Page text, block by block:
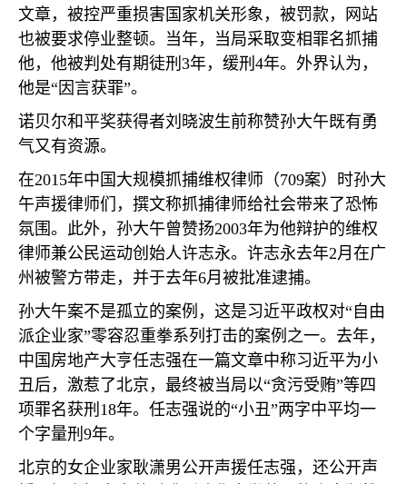
文章，被控严重损害国家机关形象，被罚款，网站
也被要求停业整顿。当年，当局采取变相罪名抓捕
他，他被判处有期徒刑 3年，缓刑 4年。外界认为，
他是“因言获罪”。
诺贝尔和平奖获得者刘晓波生前称赞孙大午既有勇
气又有资源。
在2015年中国大规模抓捕维权律师（709案）时孙大
午声援律师们，撰文称抓捕律师给社会带来了恐怖
氛围。此外，孙大午曾赞扬2003年为他辩护的维权
律师兼公民运动创始人许志永。许志永去年2月在广
州被警方带走，并于去年6月被批准逮捕。
孙大午案不是孤立的案例，这是习近平政权对“ 自由
派企业家”零容忍重拳系列打击的案例之一。去年，
中国房地产大亨任志强在一篇文章中称习近平为小
丑后，激惹了北京，最终被当局以“贪污受贿”等四
项罪名获刑 18年。任志强说的“小丑”两字中平均一
个字量刑 9年。
北京的女企业家耿潇男公开声援任志强，还公开声